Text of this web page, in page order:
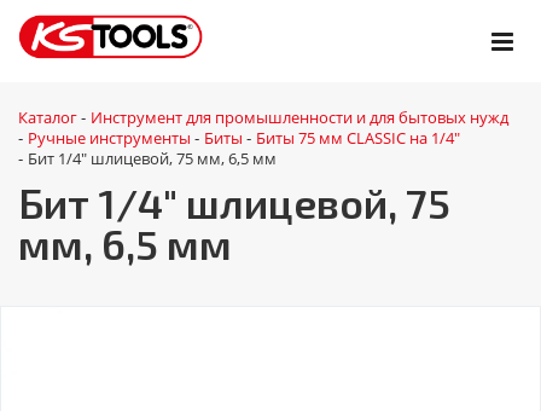
Каталог - Инструмент для промышленности и для бытовых нужд
- Ручные инструменты - Биты - Биты 75 мм CLASSIC на 1/4"
- Бит 1/4" шлицевой, 75 мм, 6,5 мм
Бит 1/4" шлицевой, 75
мм, 6,5 мм